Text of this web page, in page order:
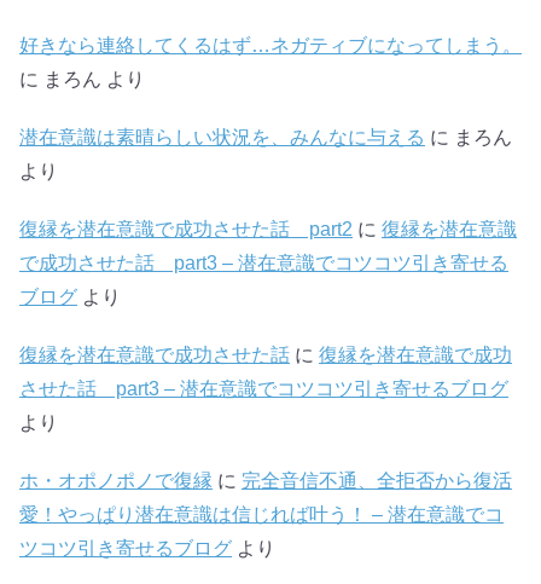
好きなら連絡してくるはず…ネガティブになってしまう。
に まろん より
潜在意識は素晴らしい状況を、みんなに与える に まろん
より
復縁を潜在意識で成功させた話 part2 に 復縁を潜在意識
で成功させた話 part3 – 潜在意識でコツコツ引き寄せる
ブログ より
復縁を潜在意識で成功させた話 に 復縁を潜在意識で成功
させた話 part3 – 潜在意識でコツコツ引き寄せるブログ
より
ホ・オポノポノで復縁 に 完全音信不通、全拒否から復活
愛！やっぱり潜在意識は信じれば叶う！ – 潜在意識でコ
ツコツ引き寄せるブログ より